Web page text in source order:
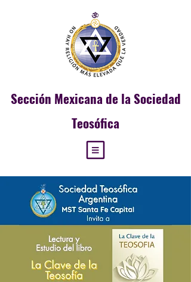
Sección Mexicana de la Sociedad
Teosófica